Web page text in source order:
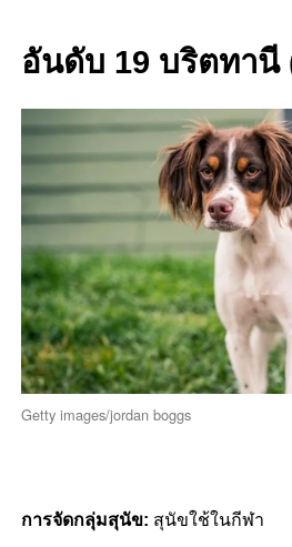
อันดับ 19 บริตทานี
Getty images/jordan boggs
การจัดกลุ่มสุนัข: สุนัขใช้ในกีฬา